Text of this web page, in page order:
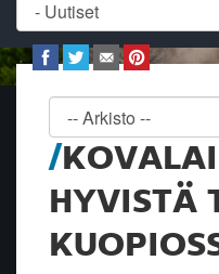
HYVISTÄ